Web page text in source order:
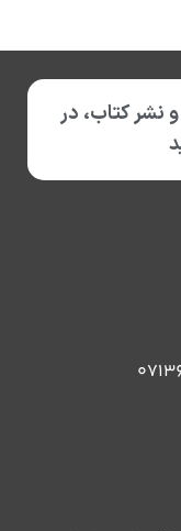
نشر کتاب، در